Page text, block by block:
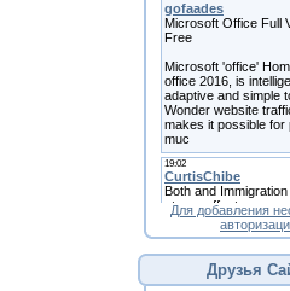
Для добавления
Друзья